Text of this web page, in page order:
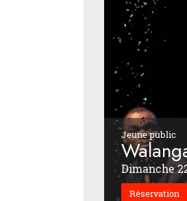
Jeune public
Dimanche
Réservation